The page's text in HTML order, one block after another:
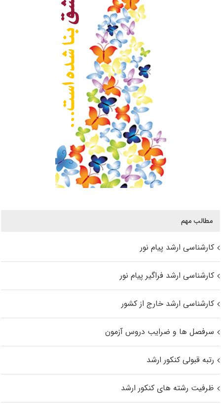
مطالب مهم
کارشناسی ارشد پیام نور
کارشناسی ارشد فراگیر پیام نور
کارشناسی ارشد خارج از کشور
سرفصل ها و ضرایب دروس آزمون
رتبه قبولی کنکور ارشد
ظرفیت رشته های کنکور ارشد